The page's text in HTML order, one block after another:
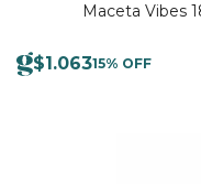
Maceta Vibes
$1.06315% OFF